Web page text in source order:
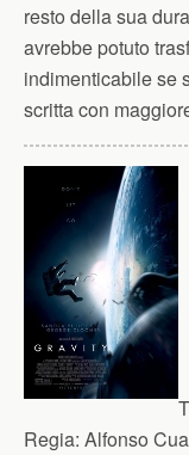
resto della sua
avrebbe potuto
indimenticabile se
scritta con
Regia: Alfonso